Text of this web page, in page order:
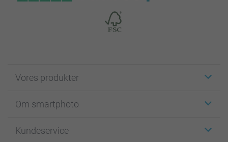
Vores produkter
Fotokort
Fotobøger
Om smartphoto
For affiliate
Kundeservice